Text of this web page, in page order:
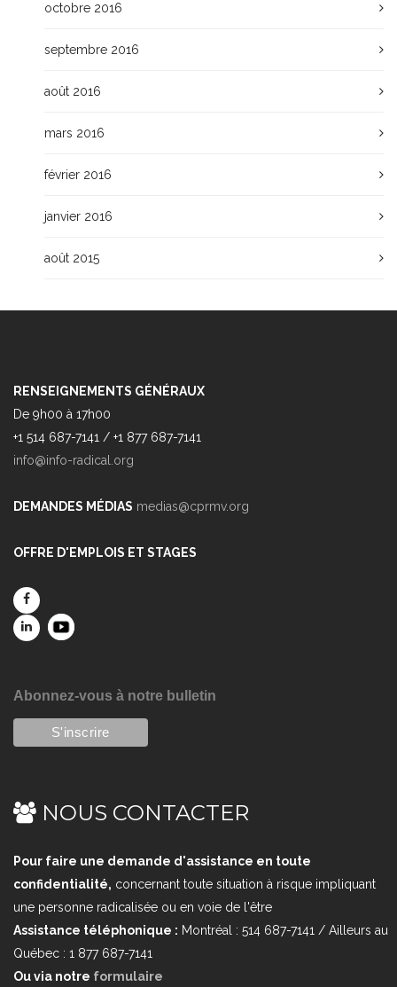
octobre 2016
septembre 2016
août 2016
mars 2016
février 2016
janvier 2016
août 2015
RENSEIGNEMENTS GÉNÉRAUX
De 9h00 à 17h00
+1 514 687-7141 / +1 877 687-7141
info@info-radical.org
DEMANDES MÉDIAS medias@cprmv.org
OFFRE D'EMPLOIS ET STAGES
Abonnez-vous à notre bulletin
NOUS CONTACTER
Pour faire une demande d'assistance en toute
confidentialité, concernant toute situation à risque impliquant
une personne radicalisée ou en voie de l'être
Assistance téléphonique : Montréal : 514 687-7141 / Ailleurs au
Québec : 1 877 687-7141
Ou via notre formulaire